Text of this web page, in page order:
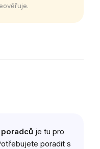
je tu pro
poradit s